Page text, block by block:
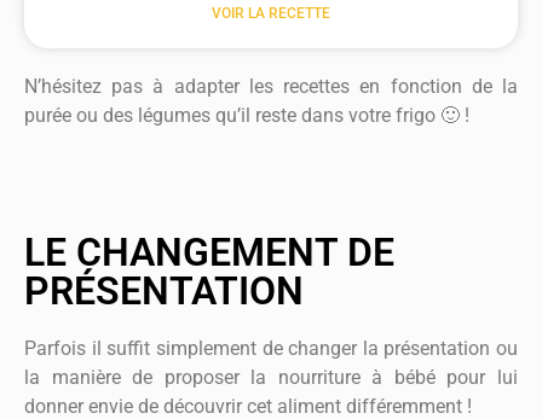
VOIR LA RECETTE
N’hésitez pas à adapter les recettes en fonction de la
purée ou des légumes qu’il reste dans votre frigo 🙂 !
LE CHANGEMENT DE
PRÉSENTATION
Parfois il suffit simplement de changer la présentation ou
la manière de proposer la nourriture à bébé pour lui
donner envie de découvrir cet aliment différemment !